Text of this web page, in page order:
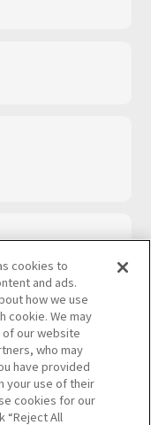
ー
cookies to
and ads.
how we use
cookie. We may
of our website
who may
have provided
your use of their
cookies for our
“Reject All